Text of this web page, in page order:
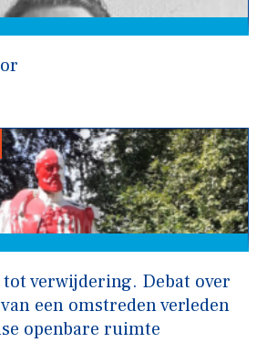
tot verwijdering. Debat over
een omstreden verleden
openbare ruimte